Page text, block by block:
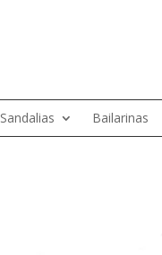
Sandalias Bailarinas